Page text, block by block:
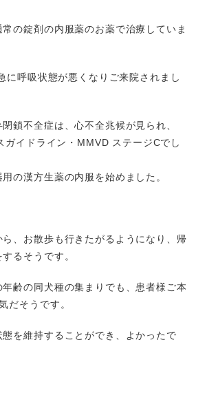
の錠剤の内服薬のお薬で治療していま
に呼吸状態が悪くなりご来院されまし
鎖不全症は、心不全兆候が見られ、
ガイドライン・MMVD ステージCでし
の漢方生薬の内服を始めました。
、お散歩も行きたがるようになり、帰
るそうです。
年齢の同犬種の集まりでも、患者様ご本
だそうです。
を維持することができ、よかったで